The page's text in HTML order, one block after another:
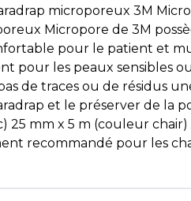
microporeux 3M
Micropore de 3M
pour le patient et
pour les peaux sensibles
de traces ou de résidus
et le préserver de la
25 mm x 5 m (couleur
recommandé pour les